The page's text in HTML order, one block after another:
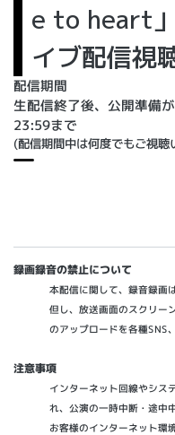
e to heart
イブ配信視
配信期間
生配信終了後、公開準備
23:59まで
(配信期間中は何度でもご視聴
録画録音の禁止について
本配信に関して、録音録画
但し、放送画面のスクリー
のアップロードを各種SNS
注意事項
インターネット回線やシス
れ、公演の一時中断・途中
お客様のインターネット環